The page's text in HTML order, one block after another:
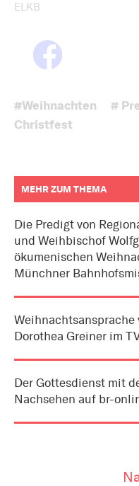
ELKB
#Weihnachten #
Christfest
MEHR ZUM THEMA
zum
Artikel
Downloads
oder
Die Predigt von
und Weihbischof
ökumenischen
Münchner
Dorothea Greiner im
Der Gottesdienst mit
Nachsehen auf br-